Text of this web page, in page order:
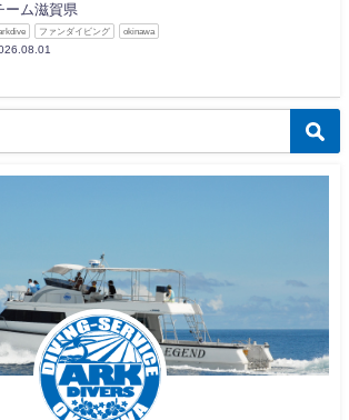
ーム滋賀県
ファンダイビング okinawa